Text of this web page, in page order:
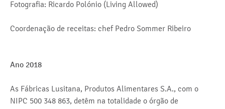
Fotografia: Ricardo Polónio (Living Allowed)
Coordenação de receitas: chef Pedro Sommer Ribeiro
Ano 2018
As Fábricas Lusitana, Produtos Alimentares S.A., com o
NIPC 500 348 863, detêm na totalidade o órgão de